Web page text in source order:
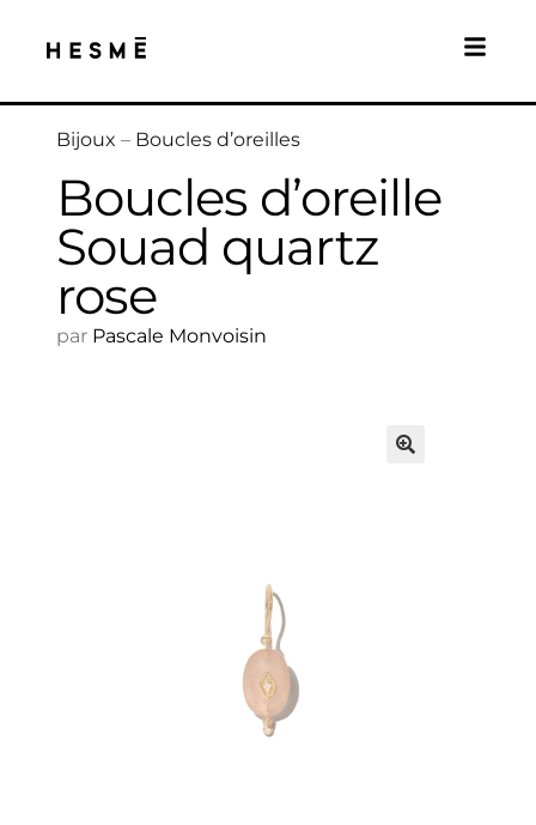
Bijoux – Boucles d’oreilles
Boucles d’oreille
Souad quartz
rose
par Pascale Monvoisin